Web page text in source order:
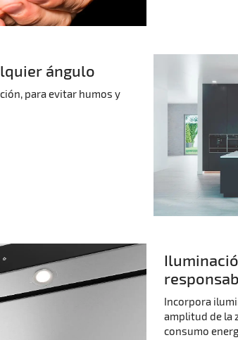
ángulo
para evitar humos y
Incorpora
amplitud de la
consumo